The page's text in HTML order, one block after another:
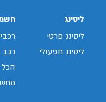
ליסינג
ליסינג פרטי
ליסינג תפעולי